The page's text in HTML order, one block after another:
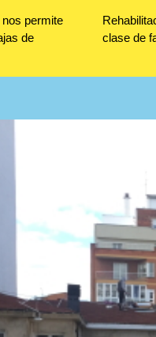
permite
de
clase de